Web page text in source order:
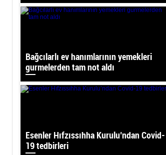
Bağcılarlı ev hanımlarının yemekleri
gurmelerden tam not aldı
Esenler Hıfzıssıhha Kurulu’ndan Covid-
19 tedbirleri